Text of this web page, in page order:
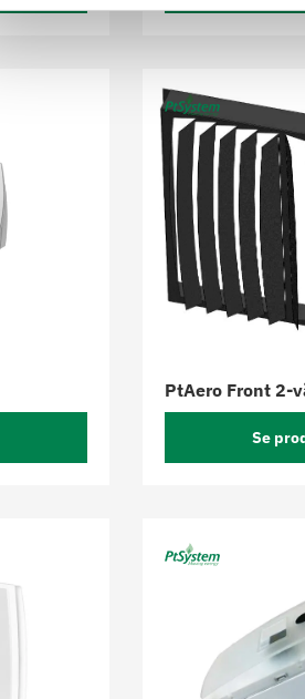
PtAero Front 2-
Se